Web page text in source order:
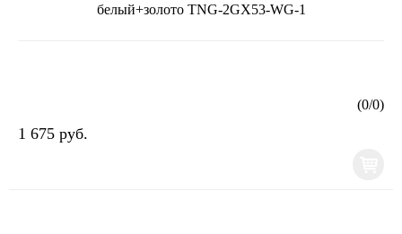
белый+золото TNG-2GX53-WG-1
(0/0)
1 675 руб.